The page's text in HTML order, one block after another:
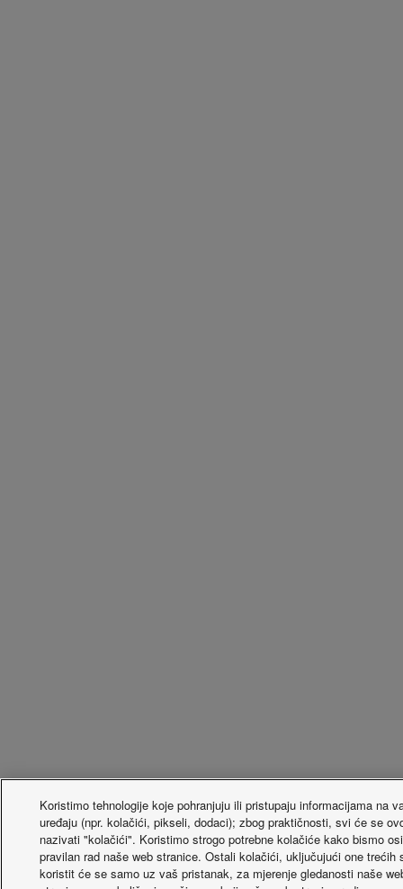
Koristimo tehnologije koje pohranjuju ili pristupaju informacijama na
uređaju (npr. kolačići, pikseli, dodaci); zbog praktičnosti, svi će se
nazivati "kolačići". Koristimo strogo potrebne kolačiće kako bismo
pravilan rad naše web stranice. Ostali kolačići, uključujući one trećih
koristit će se samo uz vaš pristanak, za mjerenje gledanosti naše